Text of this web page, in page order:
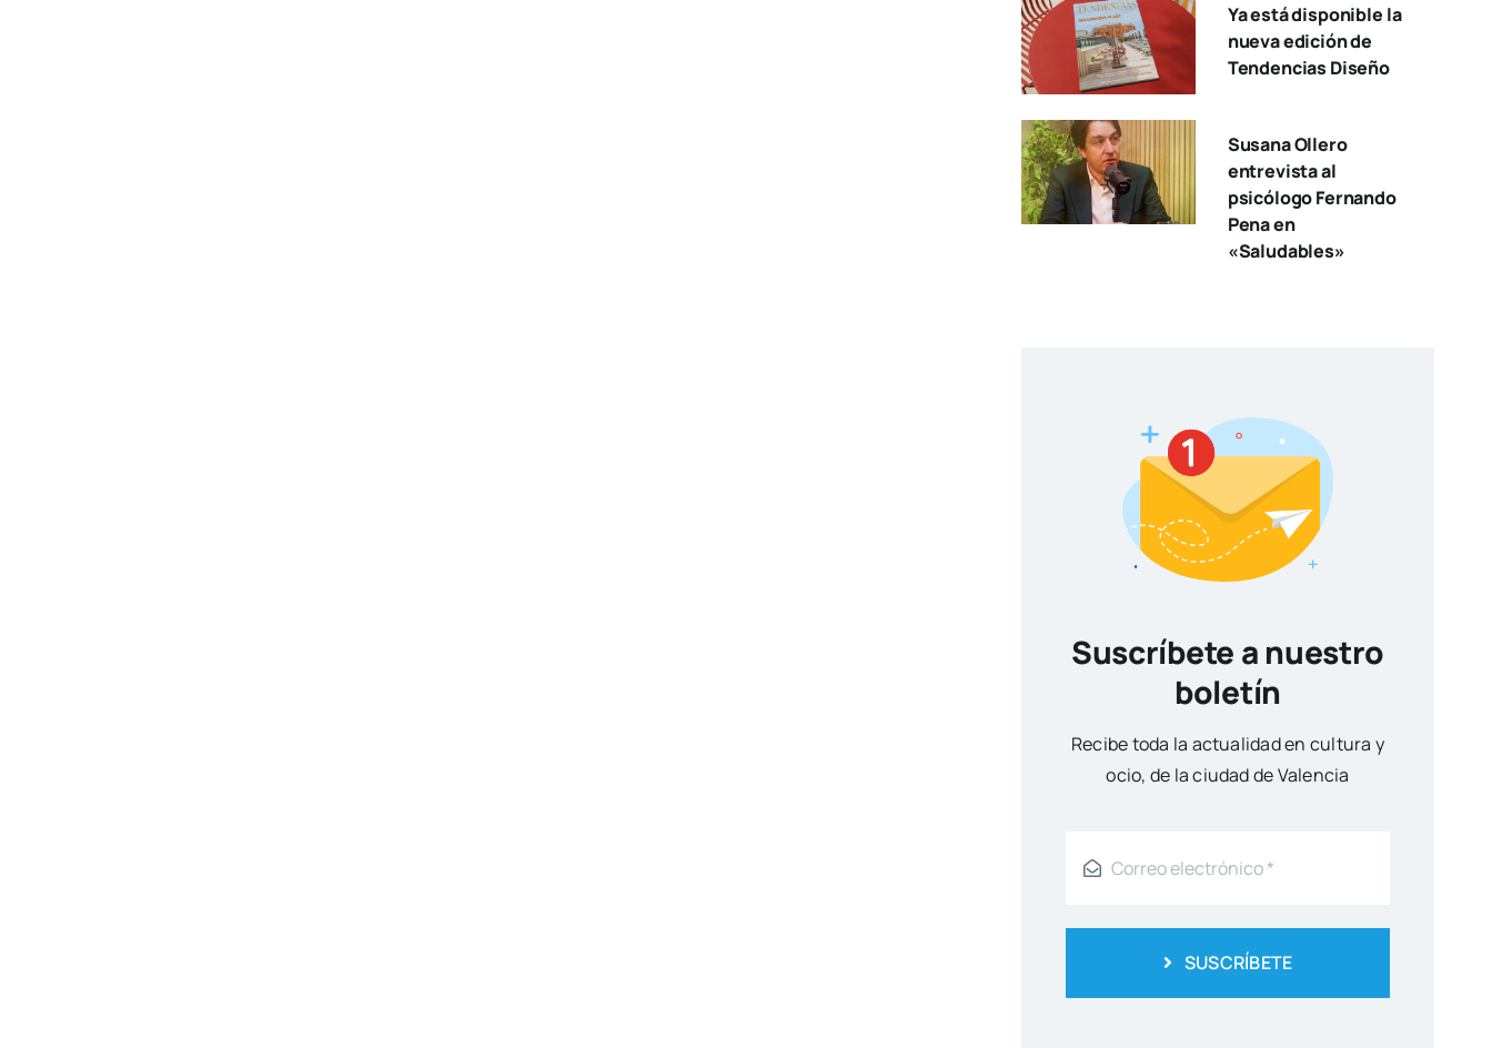
Ya está disponible la
nueva edición de
Tendencias Diseño
Susana Ollero
entrevista al
psicólogo Fernando
Pena en
«Saludables»
Suscríbete a nuestro
boletín
Reci­be toda la actua­li­dad en cul­tu­ra y
ocio, de la ciu­dad de Valen­cia
SUSCRÍBETE